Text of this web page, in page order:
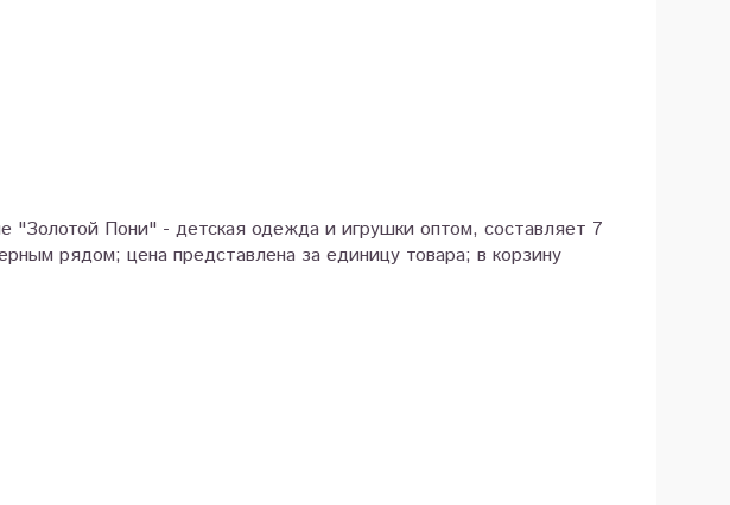
"Золотой Пони" - детская одежда и игрушки оптом, составляет 7
рядом; цена представлена за единицу товара; в корзину